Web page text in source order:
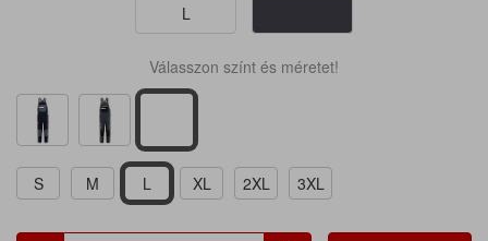
L
Válasszon színt és méretet!
S M L XL 2XL 3XL